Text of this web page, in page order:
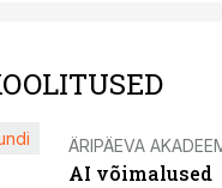
ÄRIPÄEVA
AI võimalused